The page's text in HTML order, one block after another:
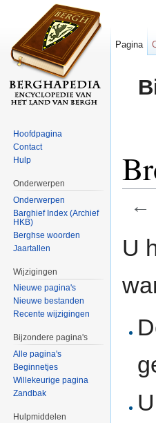
←
U
Pagina
Hoofdpagina
Contact
Hulp
Onderwerpen
Onderwerpen
Barghief Index (Archief
HKB)
Berghse woorden
Jaartallen
Wijzigingen
Nieuwe pagina's
Nieuwe bestanden
Recente wijzigingen
Bijzondere pagina's
Alle pagina's
Beginnetjes
Willekeurige pagina
Zandbak
Hulpmiddelen